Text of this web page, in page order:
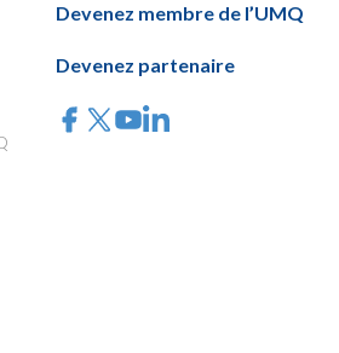
Devenez membre de l’UMQ
Devenez partenaire